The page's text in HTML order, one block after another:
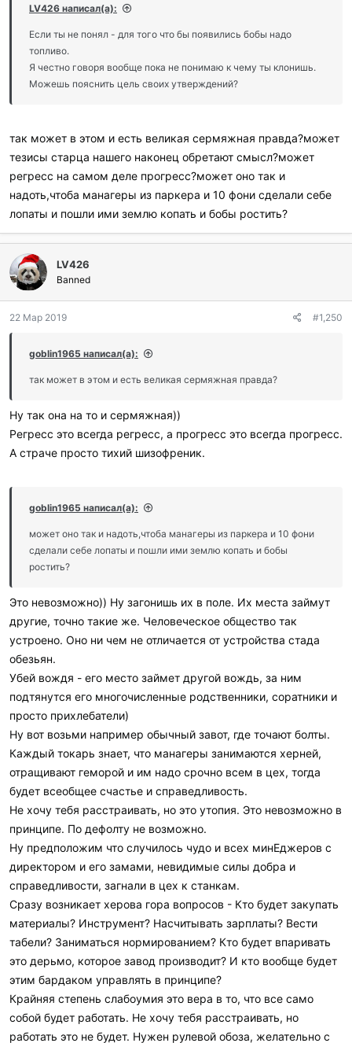
LV426 написал(а):
Если ты не понял - для того что бы появились бобы надо
топливо.
Я честно говоря вообще пока не понимаю к чему ты клонишь.
Можешь пояснить цель своих утверждений?
так может в этом и есть великая сермяжная правда?может
тезисы старца нашего наконец обретают смысл?может
регресс на самом деле прогресс?может оно так и
надоть,чтоба манагеры из паркера и 10 фони сделали себе
лопаты и пошли ими землю копать и бобы ростить?
LV426
Banned
22 Мар 2019 #1,250
goblin1965 написал(а):
так может в этом и есть великая сермяжная правда?
Ну так она на то и сермяжная))
Регресс это всегда регресс, а прогресс это всегда прогресс.
А страче просто тихий шизофреник.
goblin1965 написал(а):
может оно так и надоть,чтоба манагеры из паркера и 10 фони
сделали себе лопаты и пошли ими землю копать и бобы
ростить?
Это невозможно)) Ну загонишь их в поле. Их места займут
другие, точно такие же. Человеческое общество так
устроено. Оно ни чем не отличается от устройства стада
обезьян.
Убей вождя - его место займет другой вождь, за ним
подтянутся его многочисленные родственники, соратники и
просто прихлебатели)
Ну вот возьми например обычный завот, где точают болты.
Каждый токарь знает, что манагеры занимаются херней,
отращивают геморой и им надо срочно всем в цех, тогда
будет всеобщее счастье и справедливость.
Не хочу тебя расстраивать, но это утопия. Это невозможно в
принципе. По дефолту не возможно.
Ну предположим что случилось чудо и всех минЕджеров с
директором и его замами, невидимые силы добра и
справедливости, загнали в цех к станкам.
Сразу возникает херова гора вопросов - Кто будет закупать
материалы? Инструмент? Насчитывать зарплаты? Вести
табели? Заниматься нормированием? Кто будет впаривать
это дерьмо, которое завод производит? И кто вообще будет
этим бардаком управлять в принципе?
Крайняя степень слабоумия это вера в то, что все само
собой будет работать. Не хочу тебя расстраивать, но
работать это не будет. Нужен рулевой обоза, желательно с